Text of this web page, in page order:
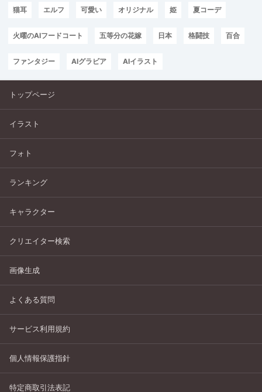
猫耳 エルフ 可愛い オリジナル 姫 夏コーデ
火曜のAIフードコート 五等分の花嫁 日本 格闘技 百合
ファンタジー AIグラビア AIイラスト
トップページ
イラスト
フォト
ランキング
キャラクター
クリエイター検索
画像生成
よくある質問
サービス利用規約
個人情報保護指針
特定商取引法表記